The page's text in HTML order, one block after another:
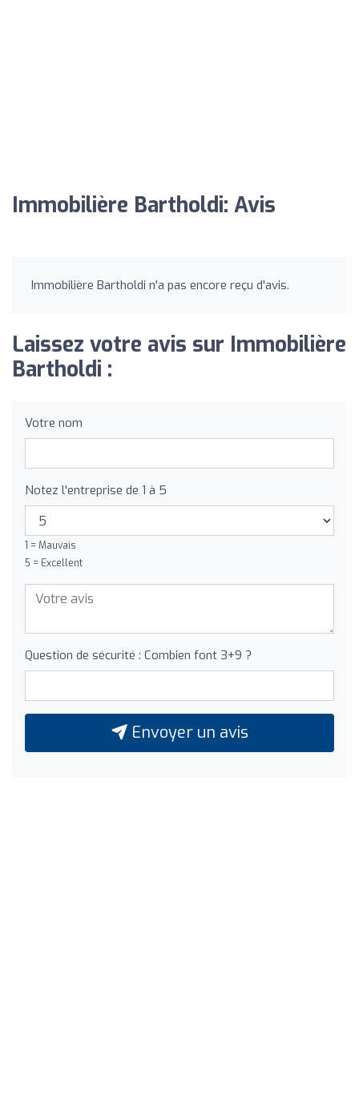
Immobilière Bartholdi: Avis
Immobilière Bartholdi n'a pas encore reçu d'avis.
Laissez votre avis sur Immobilière
Bartholdi :
Votre nom
Notez l'entreprise de 1 à 5
1 = Mauvais
5 = Excellent
Question de sécurité : Combien font 3+9 ?
Envoyer un avis